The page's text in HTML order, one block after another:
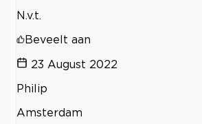
N.v.t.
Beveelt aan
23 August 2022
Philip
Amsterdam